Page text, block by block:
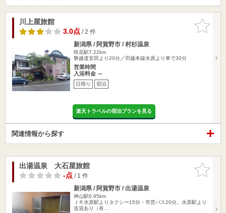
お気に入
りに追加
川上屋旅館
3.0点/ 2 件
新潟県 / 阿賀野市 / 村杉温泉
咲花駅7.22km
磐越道安田より20分／羽越本線水原より車で30分
営業時間
入浴料金 ～
日帰り 宿泊
楽天トラベルの宿泊プランを見る
関連情報から探す
お気に入
りに追加
出湯温泉 大石屋旅館
-点/ 1 件
新潟県 / 阿賀野市 / 出湯温泉
神山駅6.95km
ＪＲ水原駅よりタクシー15分・市営バス20分。水原駅より
送迎あり（有…